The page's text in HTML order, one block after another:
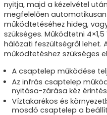
nyitja, majd a kézelvétel
megfelelően
működtetéséhez hideg,
szükséges. Működtetni
hálózati feszültségről lehet.
működtetéshez szükséges
A csaptelep működése
Az infrás csaptelep
nyitása-zárása kéz
Víztakarékos és
mosdó csaptelep a